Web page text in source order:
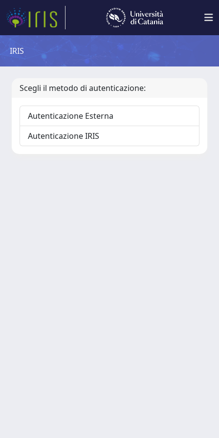
IRIS
Scegli il metodo di autenticazione:
Autenticazione Esterna
Autenticazione IRIS